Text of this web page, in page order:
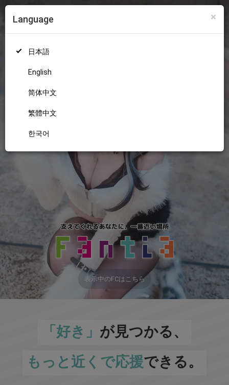
×
Language
日本語
English
简体中文
繁體中文
한국어
18+
表示中のFCはこちら
「好き」 が見つかる、
もっと近くで応援できる。